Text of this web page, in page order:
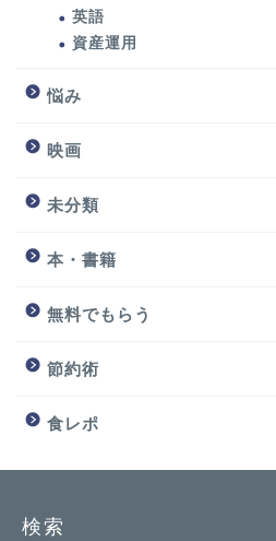
英語
資産運用
悩み
映画
未分類
本・書籍
無料でもらう
節約術
食レポ
検索